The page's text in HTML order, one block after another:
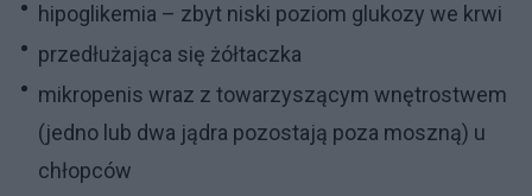
hipoglikemia – zbyt niski poziom glukozy we krwi
przedłużająca się żółtaczka
mikropenis wraz z towarzyszącym wnętrostwem
(jedno lub dwa jądra pozostają poza moszną) u
chłopców